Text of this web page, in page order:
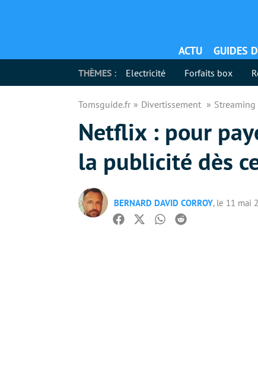
ACTU GUIDES
THÈMES : Electricité Forfaits box
Tomsguide.fr Divertissement Streaming
Netflix : pour
la publicité dès
BERNARD DAVID CORROY, le 11 mai
Facebook
TwitterWhatsapp
Reddit